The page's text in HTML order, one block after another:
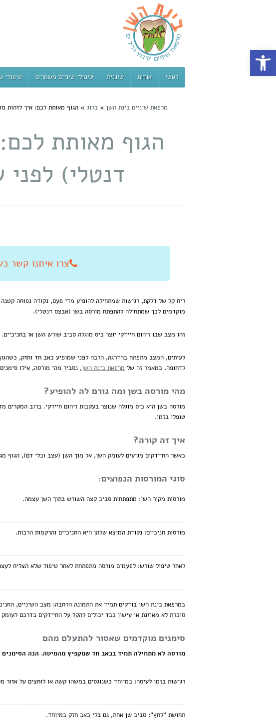
פתח סרגל נגישות
ראשי אודות שיננית טיפולי שיניים משמרים טיפולי
מרפאת שיניים בינת השן » בלוג » הגוף מאותת לכם: איך לזהות
הגוף מאותת
דנטלי)
צרו איתנו קשר כעת בטלפון 077-
ריח קל של דלקת, רגישות שמתחילה להופיע מדי פעם, נקודה נפוחה
מוקדמים לכך שמתחילה להתפתח מורסה בשן (אבצס דנטלי).
זהו מצב שבו זיהום חיידקי יוצר כיס מוגלה סביב שורש השן או בחניכיים.
לעיתים, המצב מתפתח בהדרגה, הרבה לפני שמופיע כאב חד וחזק,
לדחופה. במאמר זה של מרפאת בינת השן, נסביר מהי מורסה, אילו
מהי מורסה בשן ומה גורם לה להופיע?
מורסה בשן היא כיס מוגלה שנוצר בעקבות זיהום חיידקי. ברוב
טופלו בזמן.
איך זה קורה?
כאשר החיידקים מגיעים לעומק השן, אל מוך השן (עצב וכלי דם), הגוף
סוגי המורסות הנפוצים:
מורסות מקור השן: מתפתחות סביב קצה השורש בתוך השן עצמה.
מורסות חניכיים: נקודת המוצא שלהן היא החניכיים והרקמות הרכות.
לאחר טיפול שורש: לפעמים מורסה מתפתחת לאחר טיפול שלא הצליח
במרפאת בינת השן בודקים תמיד את התמונה הרחבה: מצב השיניים,
סוכרת לא מאוזנת או עישון כבד יכולים להקל על החיידקים בדרכם
סימנים מוקדמים שאסור להתעלם מהם
מורסה לא מתחילה תמיד בכאב חד שמקפיץ מהמיטה. הנה
רגישות בזמן לעיסה: במיוחד כשנוגסים במשהו קשה או לוחצים על אזור
תחושת "לחץ": סביב שן אחת, גם בלי כאב חזק במיוחד.